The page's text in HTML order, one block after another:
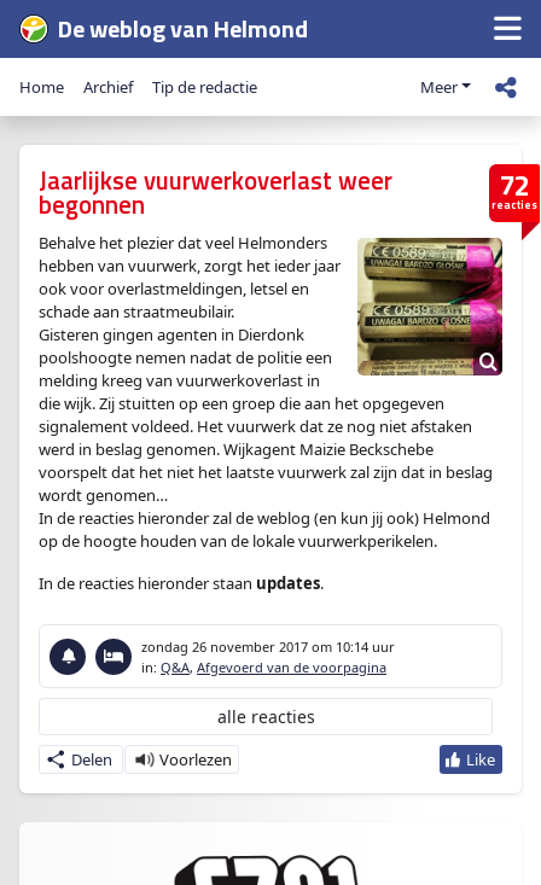
De weblog van Helmond
Home Archief Tip de redactie Meer
72
reacties
Jaarlijkse vuurwerkoverlast weer
begonnen
Behalve het plezier dat veel Helmonders
hebben van vuurwerk, zorgt het ieder jaar
ook voor overlastmeldingen, letsel en
schade aan straatmeubilair.
Gisteren gingen agenten in Dierdonk
poolshoogte nemen nadat de politie een
melding kreeg van vuurwerkoverlast in
die wijk. Zij stuitten op een groep die aan het opgegeven
signalement voldeed. Het vuurwerk dat ze nog niet afstaken
werd in beslag genomen. Wijkagent Maizie Beckschebe
voorspelt dat het niet het laatste vuurwerk zal zijn dat in beslag
wordt genomen…
In de reacties hieronder zal de weblog (en kun jij ook) Helmond
op de hoogte houden van de lokale vuurwerkperikelen.
In de reacties hieronder staan updates.
zondag 26 november 2017 om 10:14 uur
in: Q&A, Afgevoerd van de voorpagina
Delen
alle reacties